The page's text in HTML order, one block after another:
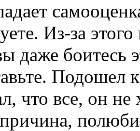
Из-за
даже боитесь
Подошел
что все, он